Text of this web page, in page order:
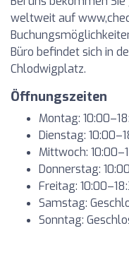
weltweit auf
Büro befindet sich in
Chlodwigplatz.
Öffnungszeiten
Montag:
Dienstag:
Mittwoch:
Donnerstag:
Freitag:
Samstag:
Sonntag: